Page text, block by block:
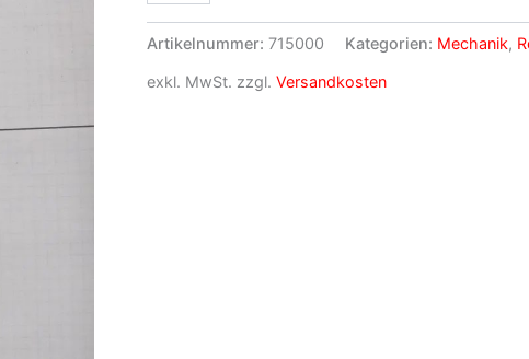
Artikelnummer: 715000 Kategorien: Mechanik,
exkl. MwSt. zzgl. Versandkosten